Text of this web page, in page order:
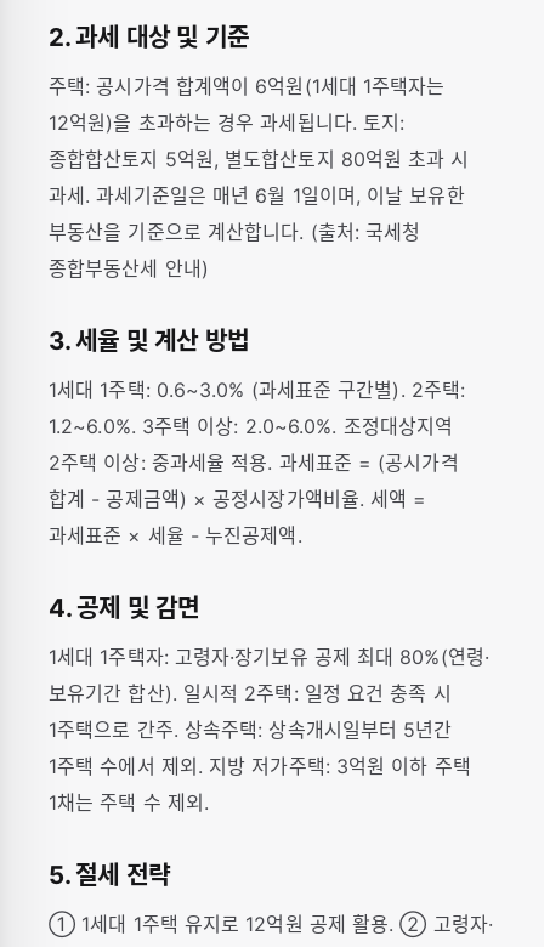
2. 과세 대상 및 기준
주택: 공시가격 합계액이 6억원(1세대 1주택자는
12억원)을 초과하는 경우 과세됩니다. 토지:
종합합산토지 5억원, 별도합산토지 80억원 초과 시
과세. 과세기준일은 매년 6월 1일이며, 이날 보유한
부동산을 기준으로 계산합니다. (출처: 국세청
종합부동산세 안내)
3. 세율 및 계산 방법
1세대 1주택: 0.6~3.0% (과세표준 구간별). 2주택:
1.2~6.0%. 3주택 이상: 2.0~6.0%. 조정대상지역
2주택 이상: 중과세율 적용. 과세표준 = (공시가격
합계 - 공제금액) × 공정시장가액비율. 세액 =
과세표준 × 세율 - 누진공제액.
4. 공제 및 감면
1세대 1주택자: 고령자·장기보유 공제 최대 80%(연령·
보유기간 합산). 일시적 2주택: 일정 요건 충족 시
1주택으로 간주. 상속주택: 상속개시일부터 5년간
1주택 수에서 제외. 지방 저가주택: 3억원 이하 주택
1채는 주택 수 제외.
5. 절세 전략
① 1세대 1주택 유지로 12억원 공제 활용. ② 고령자·